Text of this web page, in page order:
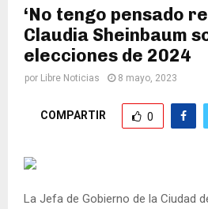
‘No tengo pensado
Claudia Sheinbaum
elecciones de 2024
por Libre Noticias 8 mayo, 2023
COMPARTIR 0
La Jefa de Gobierno de la Ciudad